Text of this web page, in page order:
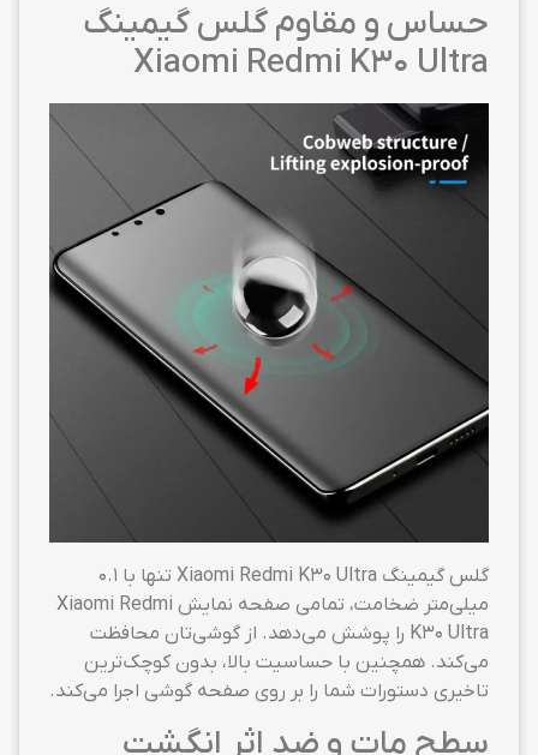
حساس و مقاوم گلس گیمینگ
Xiaomi Redmi K30 Ultra
گلس گیمینگ Xiaomi Redmi K30 Ultra تنها با ۰.۱
میلی‌متر ضخامت، تمامی صفحه نمایش Xiaomi Redmi
K30 Ultra را پوشش می‌دهد. از گوشی‌تان محافظت
می‌کند. همچنین با حساسیت بالا، بدون کوچک‌ترین
تاخیری دستورات شما را بر روی صفحه گوشی اجرا می‌کند.
سطح مات و ضد اثر انگشت